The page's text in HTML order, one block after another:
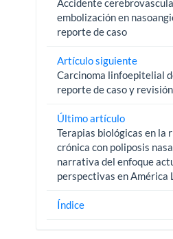
Accidente
embolización en
reporte de caso
Artículo siguiente
Carcinoma linfoepitelial
reporte de caso y
Último artículo
Terapias biológicas en la
crónica con poliposis
narrativa del enfoque
perspectivas en América
Índice